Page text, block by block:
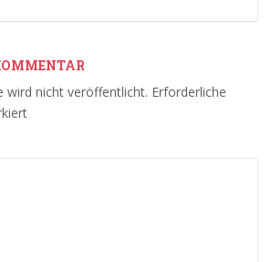
wird nicht veröffentlicht. Erforderliche